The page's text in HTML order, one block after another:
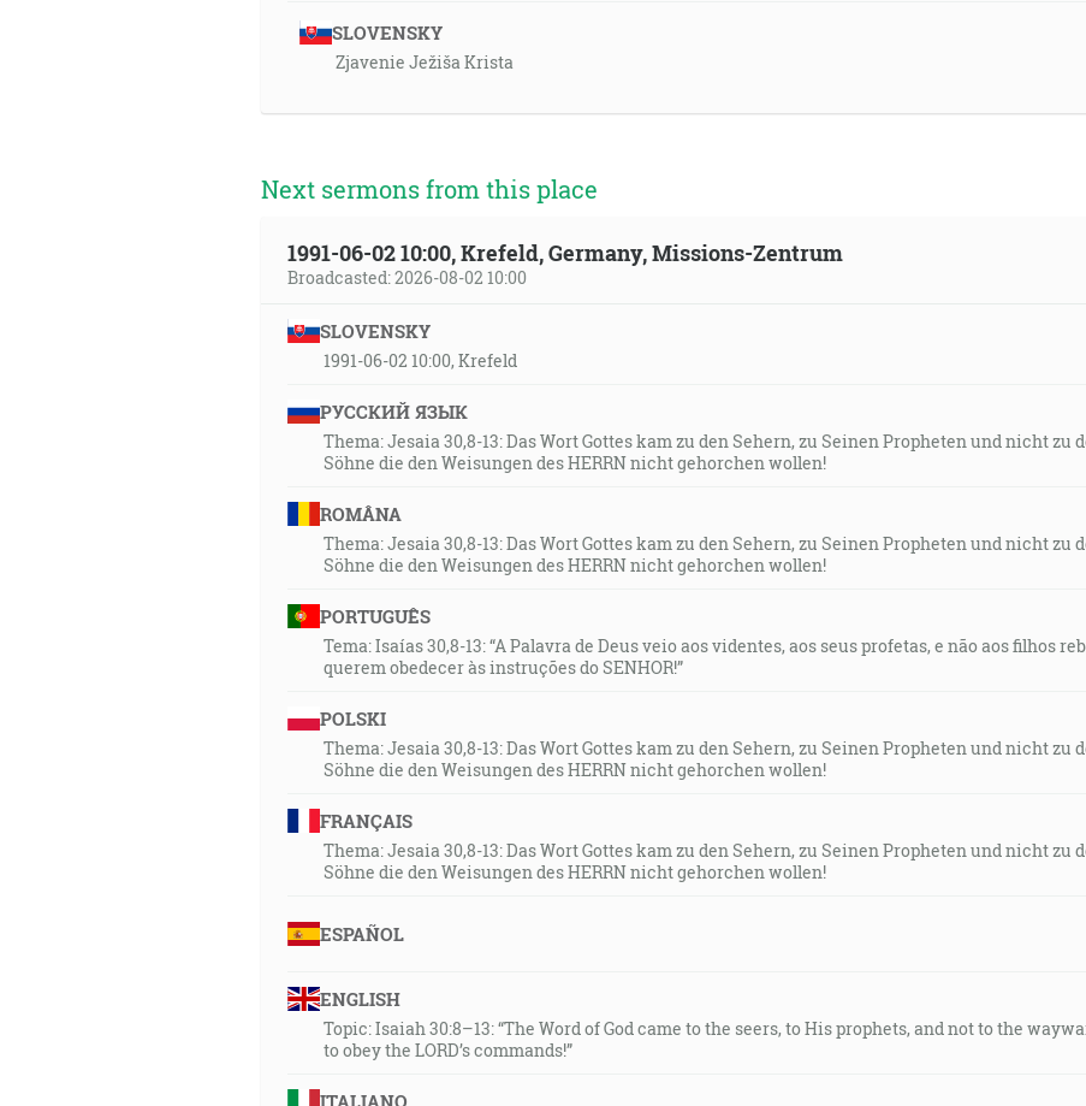
SLOVENSKY
Zjavenie Ježiša Krista
Next sermons from this place
1991-06-02 10:00, Krefeld, Germany, Missions-Zentrum
Broadcasted: 2026-08-02 10:00
SLOVENSKY
1991-06-02 10:00, Krefeld
РУССКИЙ ЯЗЫК
Thema: Jesaia 30,8-13: Das Wort Gottes kam zu den Sehern, zu Seinen Propheten und nicht zu
Söhne die den Weisungen des HERRN nicht gehorchen wollen!
ROMÂNA
Thema: Jesaia 30,8-13: Das Wort Gottes kam zu den Sehern, zu Seinen Propheten und nicht zu
Söhne die den Weisungen des HERRN nicht gehorchen wollen!
PORTUGUÊS
Tema: Isaías 30,8-13: “A Palavra de Deus veio aos videntes, aos seus profetas, e não aos filhos
querem obedecer às instruções do SENHOR!”
POLSKI
Thema: Jesaia 30,8-13: Das Wort Gottes kam zu den Sehern, zu Seinen Propheten und nicht zu
Söhne die den Weisungen des HERRN nicht gehorchen wollen!
FRANÇAIS
Thema: Jesaia 30,8-13: Das Wort Gottes kam zu den Sehern, zu Seinen Propheten und nicht zu
Söhne die den Weisungen des HERRN nicht gehorchen wollen!
ESPAÑOL
ENGLISH
Topic: Isaiah 30:8–13: “The Word of God came to the seers, to His prophets, and not to the
to obey the LORD’s commands!”
ITALIANO